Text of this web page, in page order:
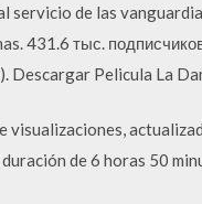
servicio de las
431.6 тыс.
Descargar Pelicula La
visualizaciones,
de 6 horas 50